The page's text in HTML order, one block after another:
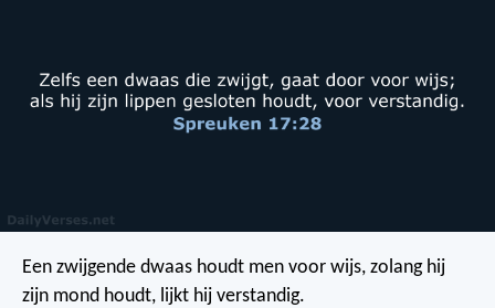
Een zwijgende dwaas houdt men voor wijs, zolang hij
zijn mond houdt, lijkt hij verstandig.